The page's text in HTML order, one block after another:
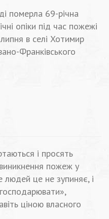
померла 69-річна
опіки під час пожежі
в селі Хотимир
Франківського
і просять
пожеж у
людей це не зупиняє, і
ціною власного